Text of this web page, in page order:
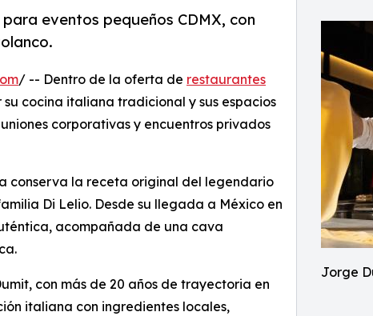
Jorge
eventos pequeños CDMX, con
/ -- Dentro de la oferta de restaurantes
cocina italiana tradicional y sus espacios
corporativas y encuentros privados
conserva la receta original del legendario
Di Lelio. Desde su llegada a México en
acompañada de una cava
con más de 20 años de trayectoria en
italiana con ingredientes locales,